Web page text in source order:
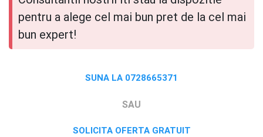
pentru a alege cel mai bun pret de la cel mai
bun expert!
SUNA LA 0728665371
SAU
SOLICITA OFERTA GRATUIT